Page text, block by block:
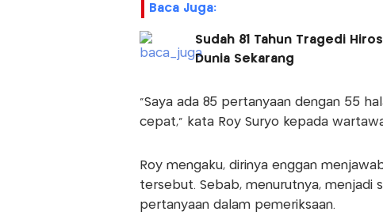
Baca Juga:
Sudah 81 Tahun Tragedi
Dunia Sekarang
“Saya ada 85 pertanyaan dengan 55
cepat,” kata Roy Suryo kepada
Roy mengaku, dirinya enggan
tersebut. Sebab, menurutnya,
pertanyaan dalam pemeriksaan.